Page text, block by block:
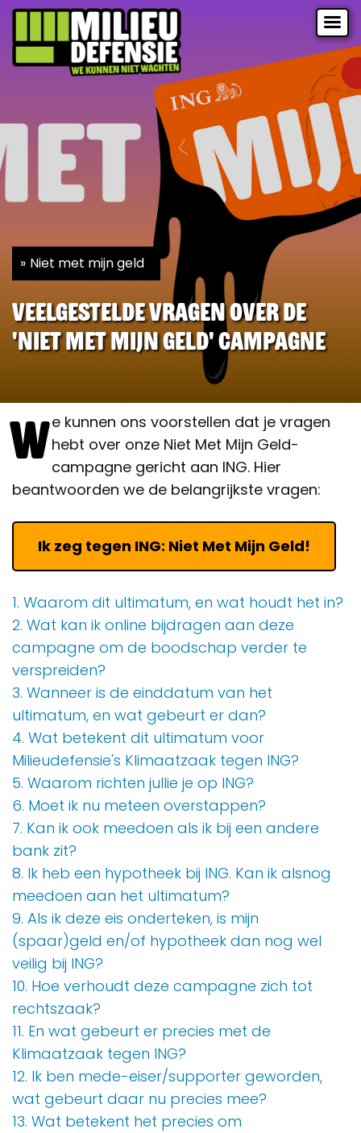
Niet met mijn geld
Veelgestelde vragen over de
'Niet Met Mijn Geld' campagne
We kunnen ons voorstellen dat je vragen
hebt over onze Niet Met Mijn Geld-
campagne gericht aan ING. Hier
beantwoorden we de belangrijkste vragen:
Ik zeg tegen ING: Niet Met Mijn Geld!
1. Waarom dit ultimatum, en wat houdt het in?
2. Wat kan ik online bijdragen aan deze
campagne om de boodschap verder te
verspreiden?
3. Wanneer is de einddatum van het
ultimatum, en wat gebeurt er dan?
4. Wat betekent dit ultimatum voor
Milieudefensie's Klimaatzaak tegen ING?
5. Waarom richten jullie je op ING?
6. Moet ik nu meteen overstappen?
7. Kan ik ook meedoen als ik bij een andere
bank zit?
8. Ik heb een hypotheek bij ING. Kan ik alsnog
meedoen aan het ultimatum?
9. Als ik deze eis onderteken, is mijn
(spaar)geld en/of hypotheek dan nog wel
veilig bij ING?
10. Hoe verhoudt deze campagne zich tot
rechtszaak?
11. En wat gebeurt er precies met de
Klimaatzaak tegen ING?
12. Ik ben mede-eiser/supporter geworden,
wat gebeurt daar nu precies mee?
13. Wat betekent het precies om